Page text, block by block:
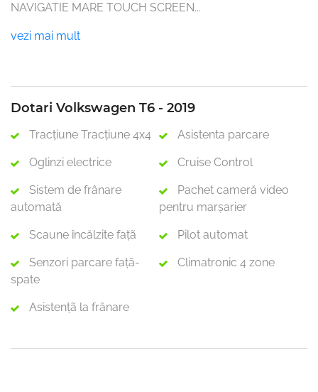
NAVIGATIE MARE TOUCH SCREEN...
vezi mai mult
Dotari Volkswagen T6 - 2019
Tracţiune Tracţiune 4x4 Asistenta parcare
Oglinzi electrice Cruise Control
Sistem de frânare
automată
Pachet cameră video
pentru marșarier
Scaune încălzite faţã Pilot automat
Senzori parcare faţã-
spate
Climatronic 4 zone
Asistenţã la frânare